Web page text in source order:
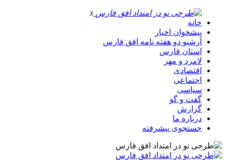
x
خانه
پیشخوان اخبار
آرشیو دو هفته نامه افق فارس
استان فارس
لامرد و مهر
اقتصادی
اجتماعی
سیاسی
گفت و گو
گزارش
درباره ما
جستجوی پیشرفته